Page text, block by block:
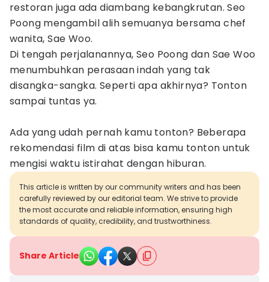
restoran juga ada diambang kebangkrutan. Seo
Poong mengambil alih semuanya bersama chef
wanita, Sae Woo.
Di tengah perjalanannya, Seo Poong dan Sae Woo
menumbuhkan perasaan indah yang tak
disangka-sangka. Seperti apa akhirnya? Tonton
sampai tuntas ya.
Ada yang udah pernah kamu tonton? Beberapa
rekomendasi film di atas bisa kamu tonton untuk
mengisi waktu istirahat dengan hiburan.
This article is written by our community writers and has been
carefully reviewed by our editorial team. We strive to provide
the most accurate and reliable information, ensuring high
standards of quality, credibility, and trustworthiness.
Share Article